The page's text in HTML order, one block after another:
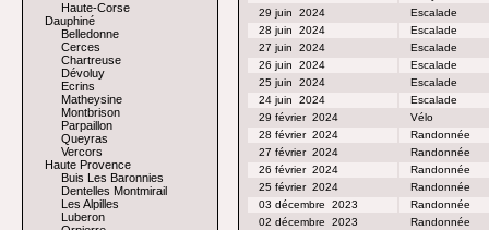
29 juin
2024
Escalade
28 juin
2024
Escalade
27 juin
2024
Escalade
26 juin
2024
Escalade
25 juin
2024
Escalade
24 juin
2024
Escalade
29 février 2024
Vélo
28 février 2024
Randonnée
27 février 2024
Randonnée
26 février 2024
Randonnée
25 février 2024
Randonnée
03 décembre
2023
Randonnée
02 décembre
2023
Randonnée
Haute-Corse
Dauphiné
Belledonne
Cerces
Chartreuse
Dévoluy
Ecrins
Matheysine
Montbrison
Parpaillon
Queyras
Vercors
Haute Provence
Buis Les Baronnies
Dentelles Montmirail
Les Alpilles
Luberon